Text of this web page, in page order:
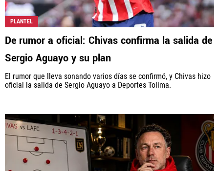
PLANTEL
De rumor a oficial: Chivas confirma la salida de
Sergio Aguayo y su plan
El rumor que lleva sonando varios días se confirmó, y Chivas hizo
oficial la salida de Sergio Aguayo a Deportes Tolima.